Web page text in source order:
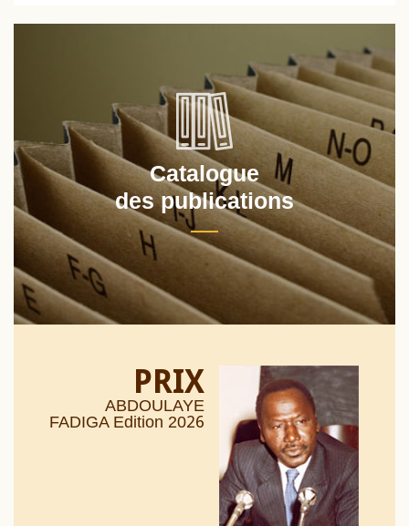
Catalogue
des publications
PRIX
ABDOULAYE
FADIGA Edition 2026